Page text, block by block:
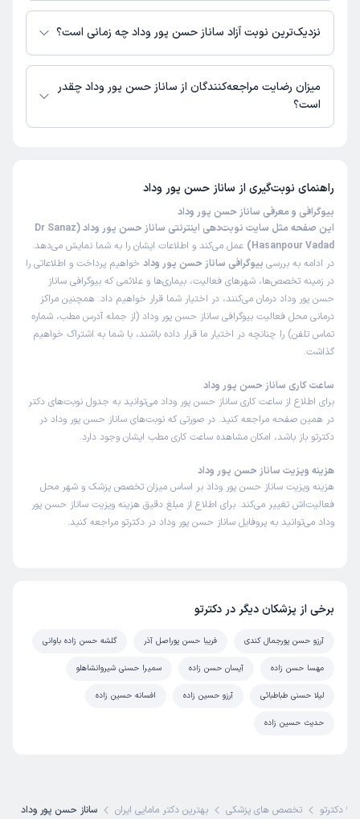
در حال حاضر اطلاعاتی درباره ارائه ویزیت آنلاین توسط ساناز حسن پور وداد در
دسترس نیست. برای دریافت اطلاعات دقیق‌تر، لطفاً با مطب تماس بگیرید.
نزدیک‌ترین نوبت آزاد ساناز حسن پور وداد چه زمانی است؟
زمان نوبت‌دهی و پذیرش بیماران با هماهنگی مطب مشخص می‌شود.
میزان رضایت مراجعه‌کنندگان از ساناز حسن پور وداد چقدر
است؟
راهنمای نوبت‌گیری از ساناز حسن پور وداد
بیوگرافی و معرفی ساناز حسن پور وداد
این صفحه مثل سایت نوبت‌دهی اینترنتی ساناز حسن پور وداد (Dr Sanaz
Hasanpour Vadad)
عمل می‌کند و اطلاعات ایشان را به شما نمایش می‌دهد.
در ادامه به بررسی بیوگرافی ساناز حسن پور وداد خواهیم پرداخت و اطلاعاتی را
در زمینه تخصص‌ها، شهرهای فعالیت، بیماری‌ها و علائمی که بیوگرافی ساناز
حسن پور وداد درمان می‌کنند، در اختیار شما قرار خواهیم داد. همچنین مراکز
درمانی محل فعالیت بیوگرافی ساناز حسن پور وداد (از جمله آدرس مطب، شماره
تماس تلفن) را چنانچه در اختیار ما قرار داده باشند، با شما به اشتراک خواهیم
گذاشت.
ساعت کاری ساناز حسن پور وداد
برای اطلاع از ساعت کاری ساناز حسن پور وداد می‌توانید به جدول نوبت‌های دکتر
در همین صفحه مراجعه کنید. در صورتی که نوبت‌های ساناز حسن پور وداد در
دکترتو باز باشد، امکان مشاهده ساعت کاری مطب ایشان وجود دارد.
هزینه ویزیت ساناز حسن پور وداد
هزینه ویزیت ساناز حسن پور وداد بر اساس میزان تخصص پزشک و شهر محل
فعالیت‌اش تغییر می‌کند. برای اطلاع از مبلغ دقیق هزینه ویزیت ساناز حسن پور
وداد می‌توانید به پروفایل ساناز حسن پور وداد در دکترتو مراجعه کنید.
برخی از پزشکان دیگر در دکترتو
آرزو حسن پورجمال کندی فریبا حسن پوراصل آذر گلشه حسن زاده باوانی
مهسا حسن زاده آیسان حسن زاده سمیرا حسنی شیروانشاهلو
لیلا حسنی طباطبائی آرزو حسین زاده افسانه حسین زاده
حدیث حسین زاده
دکترتو تخصص های پزشکی بهترین دکتر مامایی ایران ساناز حسن پور وداد